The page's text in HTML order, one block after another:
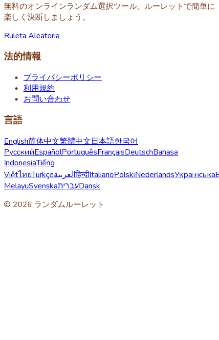
無料のオンラインランダム選択ツール。ルーレットで簡単に
楽しく決断しましょう。
Ruleta Aleatoria
法的情報
プライバシーポリシー
利用規約
お問い合わせ
言語
English简体中文繁體中文日本語한국어
РусскийEspañolPortuguêsFrançaisDeutschBahasa
IndonesiaTiếng
ViệtไทยTürkçeالعربيةहिन्दीItalianoPolskiNederlandsУкраїнська
MelayuSvenskaעבריתDansk
© 2026 ランダムルーレット